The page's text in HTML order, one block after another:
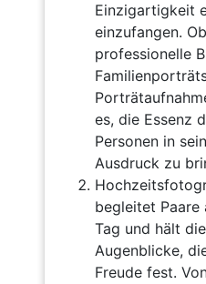
Einzigartigkeit
einzufangen.
professionelle
es, die Essenz
Personen in
Ausdruck zu
begleitet Paare
Tag und hält
Augenblicke,
Freude fest.